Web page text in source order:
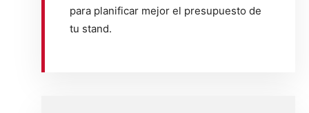
para planificar mejor el presupuesto de
tu stand.